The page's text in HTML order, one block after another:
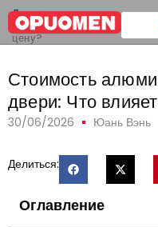
Дом >
Стоимость алюминиевой
цену?
Стоимость
двери: Что
30/06/2026 Юань Вэнь
Делиться:
Оглавление